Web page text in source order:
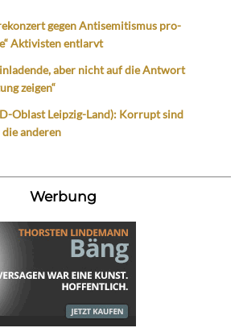
gegen Antisemitismus pro-
Aktivisten entlarvt
aber nicht auf die Antwort
zeigen“
Oblast Leipzig-Land): Korrupt sind
anderen
Werbung